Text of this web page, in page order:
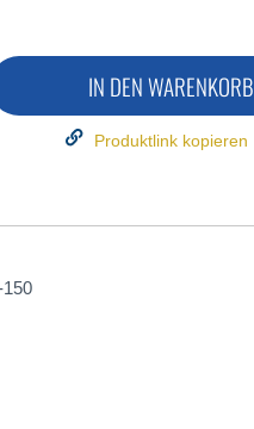
IN DEN WARENKORB
Produktlink kopieren